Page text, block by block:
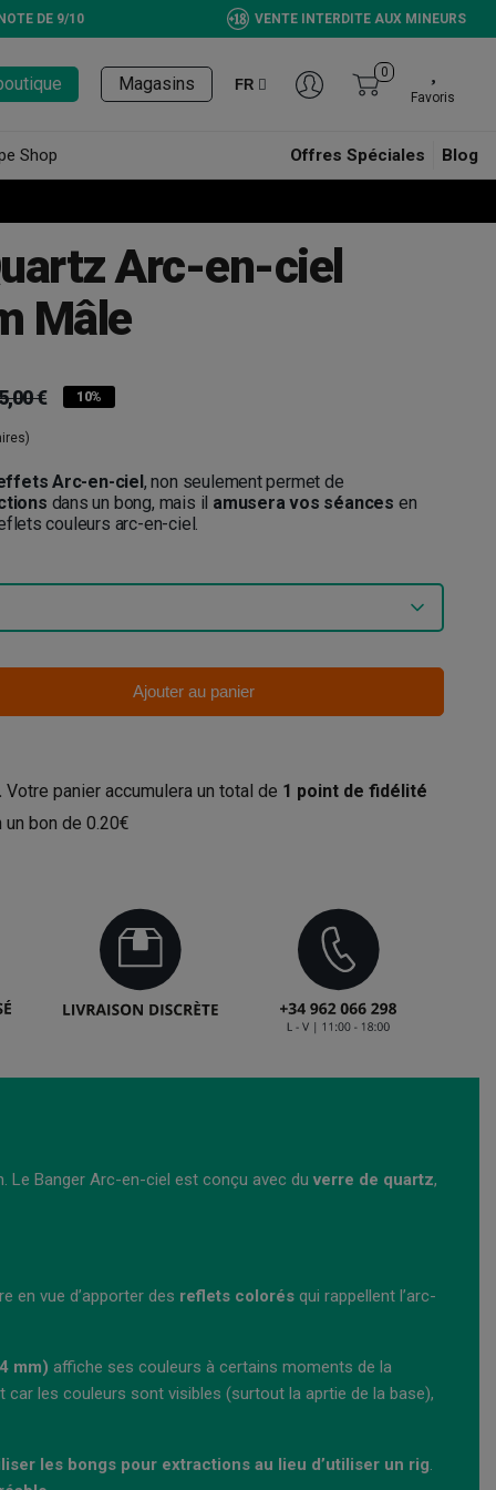
DE 9/10 VENTE INTERDITE AUX MINEURS
Magasins FR
0
Favoris
Shop Offres Spéciales Blog
Arc-en-ciel
Mâle
€ 10%
Arc-en-ciel, non seulement permet de
dans un bong, mais il amusera vos séances en
couleurs arc-en-ciel.
Ajouter au panier
Votre panier accumulera un total de 1 point de fidélité
bon de 0.20€
Le Banger Arc-en-ciel est conçu avec du verre de quartz,
en vue d’apporter des reflets colorés qui rappellent l’arc-
mm) affiche ses couleurs à certains moments de la
car les couleurs sont visibles (surtout la aprtie de la base),
les bongs pour extractions au lieu d’utiliser un rig.